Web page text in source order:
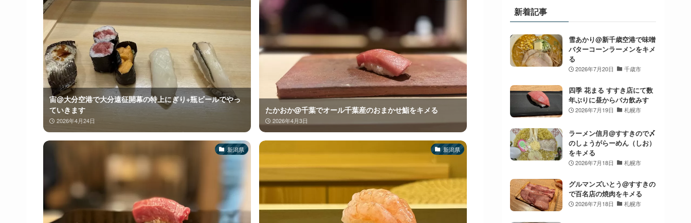
宙@大分空港で大分遠征開幕の特上にぎり+瓶ビールでやっ
ていきます
2026年4月24日
たかおか@千葉でオール千葉産のおまかせ鮨をキメる
2026年4月3日
新潟県 新潟県
新着記事
雪あかり@新千歳空港で味噌
バターコーンラーメンをキメ
る
2026年7月20日 千歳市
四季 花まる すすき店にて数
年ぶりに昼からバカ飲みす
2026年7月19日 札幌市
ラーメン信月@すすきので〆
のしょうがらーめん（しお）
をキメる
2026年7月18日 札幌市
グルマンズいとう@すすきの
で百名店の焼肉をキメる
2026年7月18日 札幌市